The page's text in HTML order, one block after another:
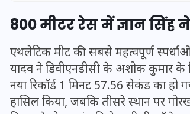
800 मीटर रेस में ज्ञान सिंह ने
एथलेटिक मीट की सबसे महत्वपूर्ण
यादव ने डिवीएनडीसी के अशोक कुमार के
नया रिकॉर्ड 1 मिनट 57.56 सेकंड का हो
हासिल किया, जबकि तीसरे स्थान पर